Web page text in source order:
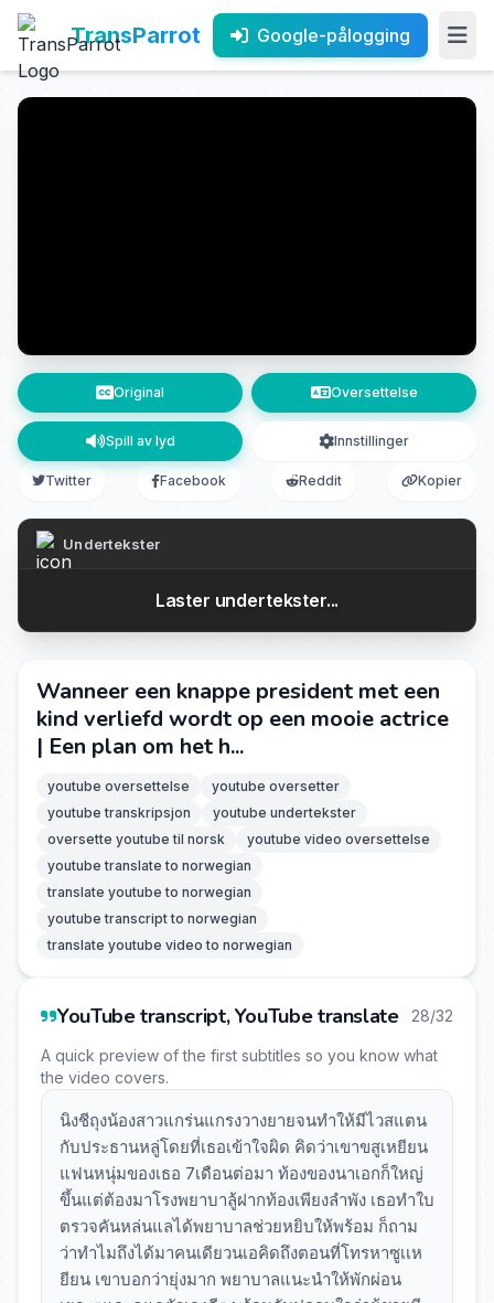
TransParrot Google-pålogging
Original Oversettelse
Spill av lyd Innstillinger
Twitter Facebook Reddit Kopier
Undertekster
Laster undertekster...
Wanneer een knappe president met een
kind verliefd wordt op een mooie actrice
| Een plan om het h...
youtube oversettelse
youtube oversetter
youtube transkripsjon
youtube undertekster
oversette youtube til norsk
youtube video oversettelse
youtube translate to norwegian
translate youtube to norwegian
youtube transcript to norwegian
translate youtube video to norwegian
YouTube transcript, YouTube translate 28/32
A quick preview of the first subtitles so you know what
the video covers.
นิงชีถุงน้องสาวแกร่นแกรงวางยายจนทำให้มีไวสแตน
กับประธานหลู่โดยที่เธอเข้าใจผิด คิดว่าเขาขสูเหยียน
แฟนหนุ่มของเธอ 7เดือนต่อมา ท้องของนาเอกก็ใหญ่
ขึ้นแต่ต้องมาโรงพยาบาลู้ฝากท้องเพียงลำพัง เธอทำใบ
ตรวจคันหล่นแลได้พยาบาลช่วยหยิบให้พร้อม ก็ถาม
ว่าทำไมถึงได้มาคนเดียวนเอคิดถึงตอนที่โทรหาซูเเห
ยียน เขาบอกว่ายุ่งมาก พยาบาลแนะนำให้พักผ่อน